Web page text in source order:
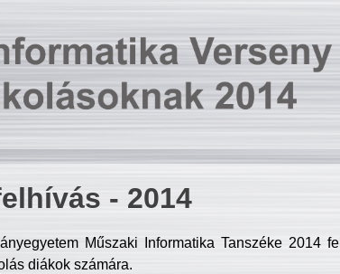
- 2014
Műszaki Informatika Tanszéke 2014
diákok számára.